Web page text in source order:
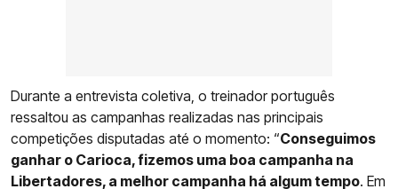
Durante a entrevista coletiva, o treinador português
ressaltou as campanhas realizadas nas principais
competições disputadas até o momento: “Conseguimos
ganhar o Carioca, fizemos uma boa campanha na
Libertadores, a melhor campanha há algum tempo. Em